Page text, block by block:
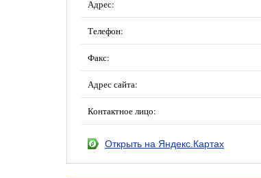
Адрес:
Телефон:
Факс:
Адрес сайта:
Контактное лицо:
Открыть на Яндекс.Картах